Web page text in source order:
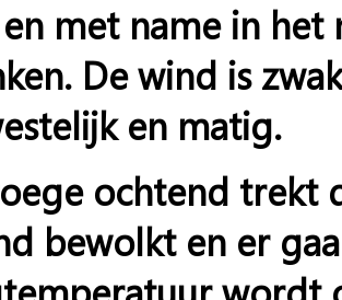
met name in
De wind is
en matig.
ochtend trekt
bewolkt en er